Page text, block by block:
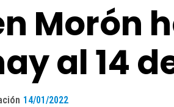
Morón
al 14
14/01/2022